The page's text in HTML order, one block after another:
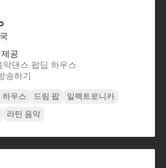
공
악댄스 팝딥 하우스
송하기
하우스 드림 팝
일렉트로니카
라틴 음악